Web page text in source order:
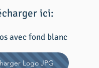
ici:
avec fond blanc
Logo JPG